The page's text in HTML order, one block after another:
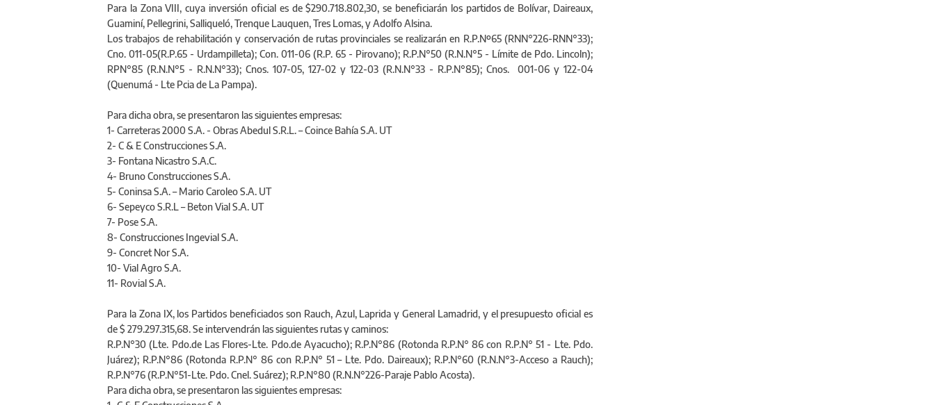
Para la Zona VIII, cuya inversión oficial es de $290.718.802,30, se beneficiarán los partidos de Bolívar, Daireaux,
Guaminí, Pellegrini, Salliqueló, Trenque Lauquen, Tres Lomas, y Adolfo Alsina.
Los trabajos de rehabilitación y conservación de rutas provinciales se realizarán en R.P.Nº65 (RNN°226-RNN°33);
Cno. 011-05(R.P.65 - Urdampilleta); Con. 011-06 (R.P. 65 - Pirovano); R.P.N°50 (R.N.N°5 - Límite de Pdo. Lincoln);
RPN°85 (R.N.N°5 - R.N.N°33); Cnos. 107-05, 127-02 y 122-03 (R.N.N°33 - R.P.N°85); Cnos. 001-06 y 122-04
(Quenumá - Lte Pcia de La Pampa).
Para dicha obra, se presentaron las siguientes empresas:
1- Carreteras 2000 S.A. - Obras Abedul S.R.L. – Coince Bahía S.A. UT
2- C & E Construcciones S.A.
3- Fontana Nicastro S.A.C.
4- Bruno Construcciones S.A.
5- Coninsa S.A. – Mario Caroleo S.A. UT
6- Sepeyco S.R.L – Beton Vial S.A. UT
7- Pose S.A.
8- Construcciones Ingevial S.A.
9- Concret Nor S.A.
10- Vial Agro S.A.
11- Rovial S.A.
Para la Zona IX, los Partidos beneficiados son Rauch, Azul, Laprida y General Lamadrid, y el presupuesto oficial es
de $ 279.297.315,68. Se intervendrán las siguientes rutas y caminos:
R.P.N°30 (Lte. Pdo.de Las Flores-Lte. Pdo.de Ayacucho); R.P.N°86 (Rotonda R.P.N° 86 con R.P.N° 51 - Lte. Pdo.
Juárez); R.P.N°86 (Rotonda R.P.N° 86 con R.P.N° 51 – Lte. Pdo. Daireaux); R.P.N°60 (R.N.N°3-Acceso a Rauch);
R.P.N°76 (R.P.N°51-Lte. Pdo. Cnel. Suárez); R.P.N°80 (R.N.N°226-Paraje Pablo Acosta).
Para dicha obra, se presentaron las siguientes empresas: